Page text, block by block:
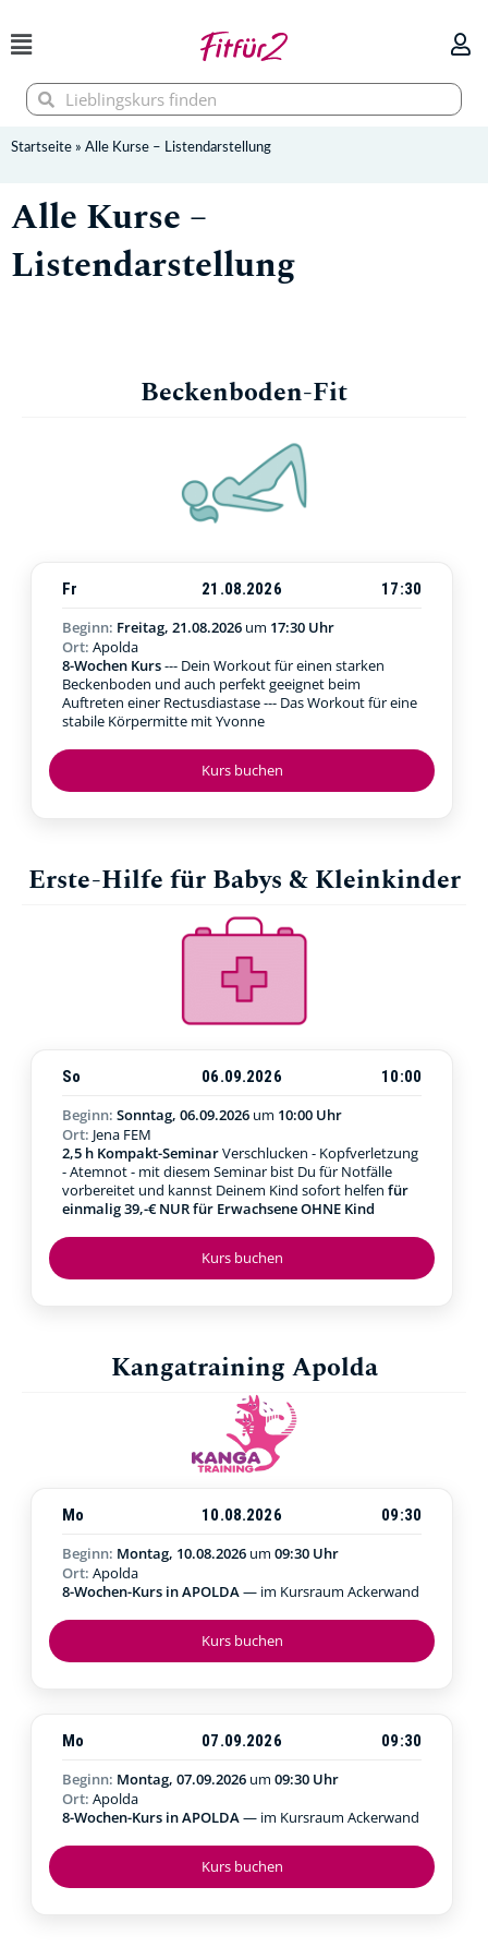
Inhalt
springen
SucheSuche
Startseite » Alle Kurse – Listendarstellung
Alle Kurse –
Listendarstellung
Beckenboden-Fit
Kurs buchen
Fr 21.08.2026
17:30
Beginn: Freitag, 21.08.2026 um 17:30 Uhr
Ort: Apolda
8-Wochen Kurs--- Dein Workout für einen starken
Beckenboden und auch perfekt geeignet beim
Auftreten einer Rectusdiastase --- Das Workout für eine
stabile Körpermitte mit Yvonne
Erste-Hilfe für Babys & Kleinkinder
Kurs buchen
So 06.09.2026
10:00
Beginn: Sonntag, 06.09.2026 um 10:00 Uhr
Ort: Jena FEM
2,5 h Kompakt-SeminarVerschlucken - Kopfverletzung
- Atemnot - mit diesem Seminar bist Du für Notfälle
vorbereitet und kannst Deinem Kind sofort helfen für
einmalig 39,-€ NUR für Erwachsene OHNE Kind
Kangatraining Apolda
Kurs buchen
Mo 10.08.2026
09:30
Beginn: Montag, 10.08.2026 um 09:30 Uhr
Ort: Apolda
8-Wochen-Kurs in APOLDA— im Kursraum Ackerwand
Kurs buchen
Mo 07.09.2026
09:30
Beginn: Montag, 07.09.2026 um 09:30 Uhr
Ort: Apolda
8-Wochen-Kurs in APOLDA— im Kursraum Ackerwand